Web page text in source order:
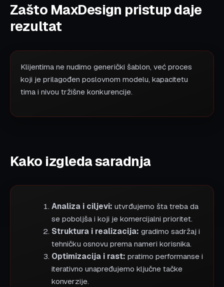
Zašto MaxDesign pristup daje
rezultat
Klijentima ne nudimo generički šablon, već proces
koji je prilagođen poslovnom modelu, kapacitetu
tima i nivou tržišne konkurencije.
Kako izgleda saradnja
Analiza i ciljevi: utvrđujemo šta treba da
se poboljša i koji je komercijalni prioritet.
Struktura i realizacija: gradimo sadržaj i
tehničku osnovu prema nameri korisnika.
Optimizacija i rast: pratimo performanse i
iterativno unapređujemo ključne tačke
konverzije.